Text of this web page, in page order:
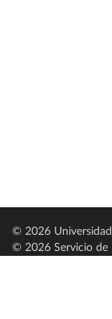
© 2026 Universidad
© 2026 Servicio de